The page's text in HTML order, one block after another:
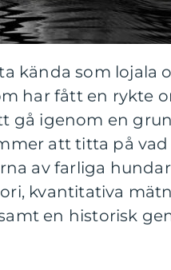
kända som lojala
har fått en rykte
gå igenom en
att titta på
av farliga
kvantitativa
en historisk